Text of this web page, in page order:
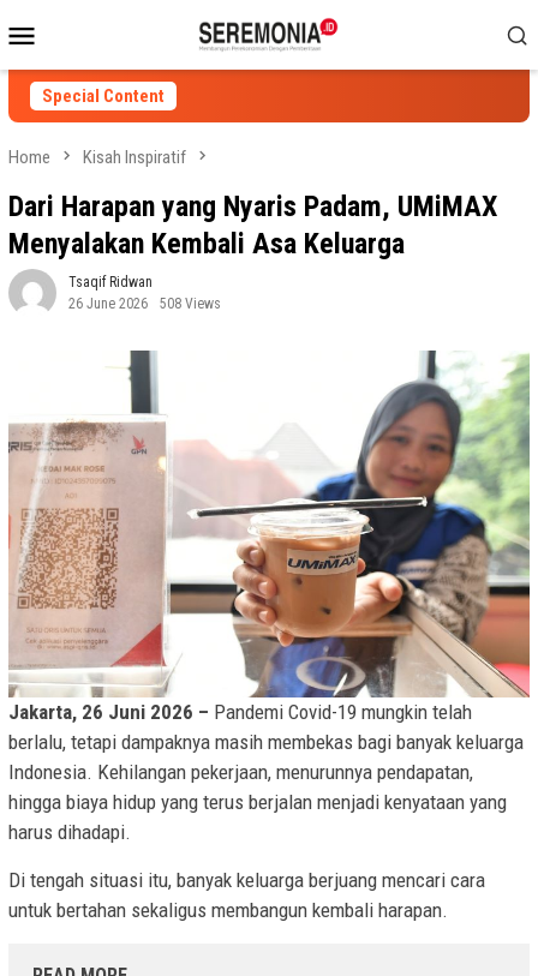
to
contentMenu
Special Content
Home Kisah Inspiratif
Dari Harapan yang Nyaris Padam, UMiMAX
Menyalakan Kembali Asa Keluarga
Tsaqif Ridwan
26 June 2026
508 Views
Jakarta, 26 Juni 2026 – Pandemi Covid-19 mungkin telah
berlalu, tetapi dampaknya masih membekas bagi banyak keluarga
Indonesia. Kehilangan pekerjaan, menurunnya pendapatan,
hingga biaya hidup yang terus berjalan menjadi kenyataan yang
harus dihadapi.
Di tengah situasi itu, banyak keluarga berjuang mencari cara
untuk bertahan sekaligus membangun kembali harapan.